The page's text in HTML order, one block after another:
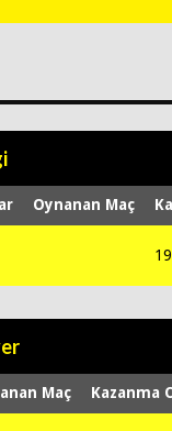
Oynanan Maç
Maç Kazanma